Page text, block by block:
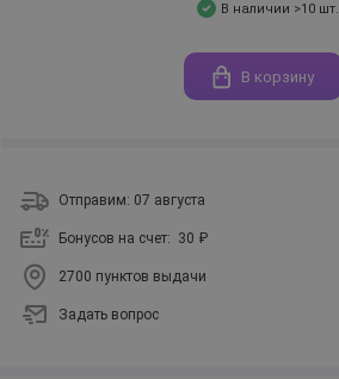
В наличии >10 шт.
В корзину
Отправим: 07 августа
Бонусов на счет: 30 ₽
2700 пунктов выдачи
Задать вопрос